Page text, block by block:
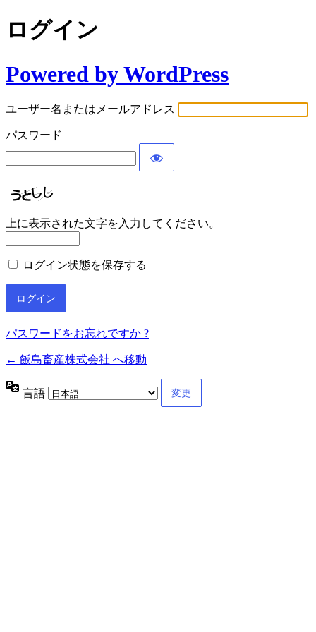
ログイン
Powered by WordPress
ユーザー名またはメールアドレス
パスワード
上に表示された文字を入力してください。
ログイン状態を保存する
パスワードをお忘れですか ?
← 飯島畜産株式会社 へ移動
言語